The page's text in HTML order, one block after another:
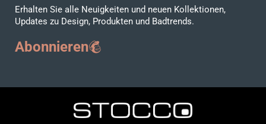
Erhalten Sie alle Neuigkeiten und neuen Kollektionen,
Updates zu Design, Produkten und Badtrends.
Abonnieren